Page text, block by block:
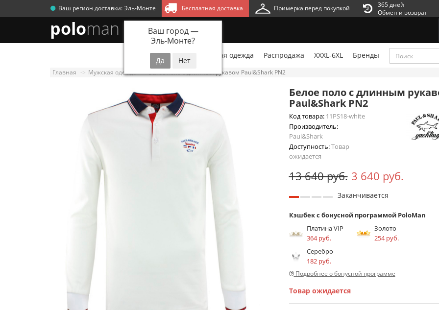
Ваш регион доставки:Эль-Монте
Ваш город —
Эль-Монте?
Бесплатная доставка Примерка перед покупкой
365 дней
Обмен и возврат
poloman
Новинки Мужская одежда Распродажа XXXL-6XL Бренды
Главная Мужская одежда Белое поло с длинным рукавом Paul&Shark PN2
Белое поло с длинным
Paul&Shark PN2
Код товара:11PS18-white
Производитель:
Paul&Shark
Доступность:Товар
ожидается
13 640 руб. 3 640 руб.
Заканчивается
Кэшбек с бонусной программой PoloMan
Платина VIP
364 руб.
Золото
254 руб.
Серебро
182 руб.
Подробнее о бонусной программе
Товар ожидается